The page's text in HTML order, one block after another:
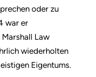
oder zu
war er
Law
wiederholten
Eigentums.